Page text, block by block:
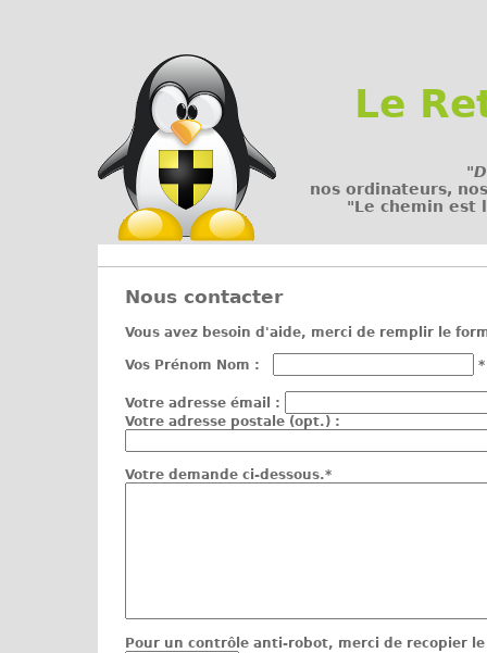
Le
nos ordinateurs,
"Le chemin est
Nous contacter
Vous avez besoin d'aide, merci de remplir le
Vos Prénom Nom : *
Votre adresse émail :
Votre adresse postale (opt.) :
Votre demande ci-dessous.*
Pour un contrôle anti-robot, merci de recopier